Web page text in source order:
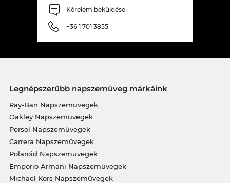
Kérelem beküldése
+36 1 701 3855
Legnépszerűbb napszemüveg márkáink
Ray-Ban Napszemüvegek
Oakley Napszemüvegek
Persol Napszemüvegek
Carrera Napszemüvegek
Polaroid Napszemüvegek
Emporio Armani Napszemüvegek
Michael Kors Napszemüvegek